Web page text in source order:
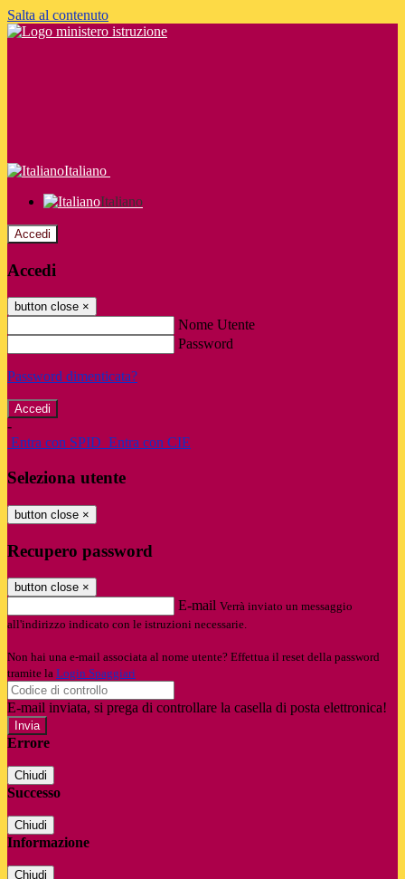
Salta al contenuto
Italiano
Italiano
Accedi
Accedi
button close ×
Nome Utente
Password
Password dimenticata?
-
Entra con SPID Entra con CIE
Seleziona utente
button close ×
Recupero password
button close ×
E-mail Verrà inviato un messaggio
all'indirizzo indicato con le istruzioni necessarie.
Non hai una e-mail associata al nome utente? Effettua il reset della password
tramite la Login Spaggiari
E-mail inviata, si prega di controllare la casella di posta elettronica!
Errore
Chiudi
Successo
Chiudi
Informazione
Chiudi